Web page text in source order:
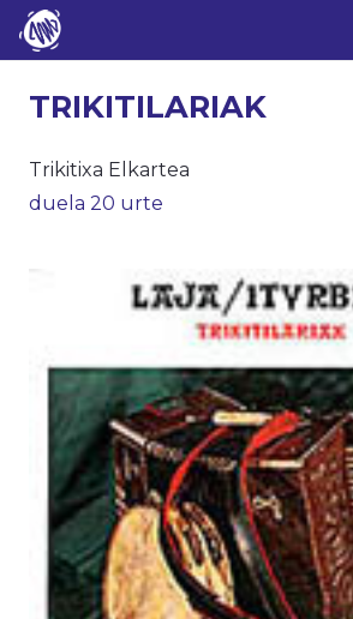
TRIKITILARIAK
Trikitixa Elkartea
duela 20 urte